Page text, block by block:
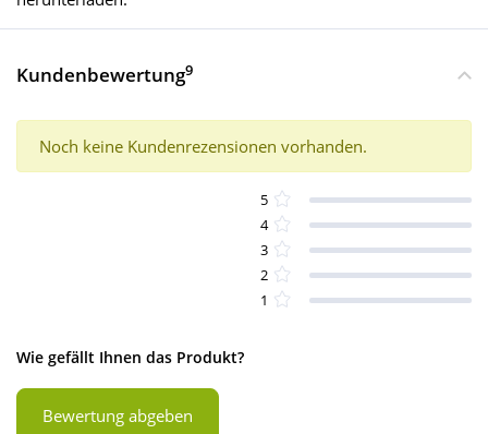
Kundenbewertung9
Noch keine Kundenrezensionen vorhanden.
5
4
3
2
1
Wie gefällt Ihnen das Produkt?
Bewertung abgeben